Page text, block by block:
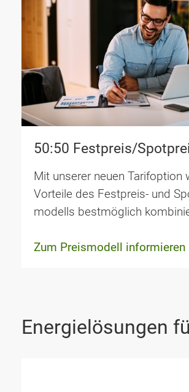
50:50 Festpreis/
Mit unserer neuen Tarifoption
Vorteile des Festpreis- und
modells bestmöglich
Zum Preismodell informieren
Energielösungen